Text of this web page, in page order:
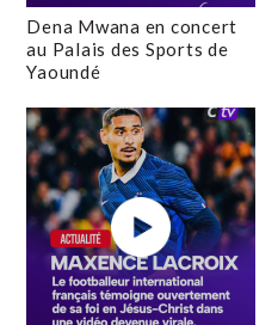
Dena Mwana en concert
au Palais des Sports de
Yaoundé